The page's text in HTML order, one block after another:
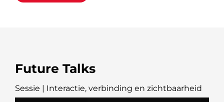
Future Talks
Sessie | Interactie, verbinding en zichtbaarheid